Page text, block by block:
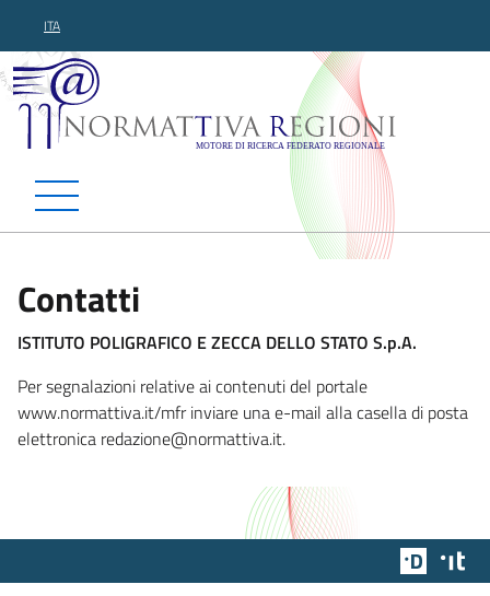
ITA
Normattiva Regioni -
Contatti
ISTITUTO POLIGRAFICO E ZECCA DELLO STATO S.p.A.
Per segnalazioni relative ai contenuti del portale
www.normattiva.it/mfr inviare una e-mail alla casella di posta
elettronica redazione@normattiva.it.
Team